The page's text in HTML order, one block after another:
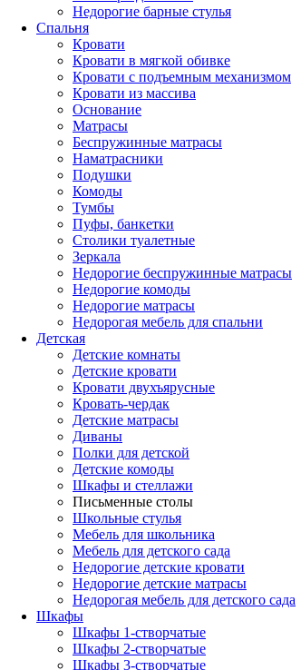
Недорогие барные стулья
Спальня
Кровати
Кровати в мягкой обивке
Кровати с подъемным механизмом
Кровати из массива
Основание
Матрасы
Беспружинные матрасы
Наматрасники
Подушки
Комоды
Тумбы
Пуфы, банкетки
Столики туалетные
Зеркала
Недорогие беспружинные матрасы
Недорогие комоды
Недорогие матрасы
Недорогая мебель для спальни
Детская
Детские комнаты
Детские кровати
Кровати двухъярусные
Кровать-чердак
Детские матрасы
Диваны
Полки для детской
Детские комоды
Шкафы и стеллажи
Письменные столы
Школьные стулья
Мебель для школьника
Мебель для детского сада
Недорогие детские кровати
Недорогие детские матрасы
Недорогая мебель для детского сада
Шкафы
Шкафы 1-створчатые
Шкафы 2-створчатые
Шкафы 3-створчатые